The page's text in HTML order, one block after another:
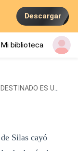
Descargar
Mi biblioteca
ES UN OMEGA
Silas cayó